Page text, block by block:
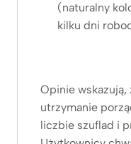
(naturalny
kilku dni
Opinie wskazują,
utrzymanie
liczbie szuflad i